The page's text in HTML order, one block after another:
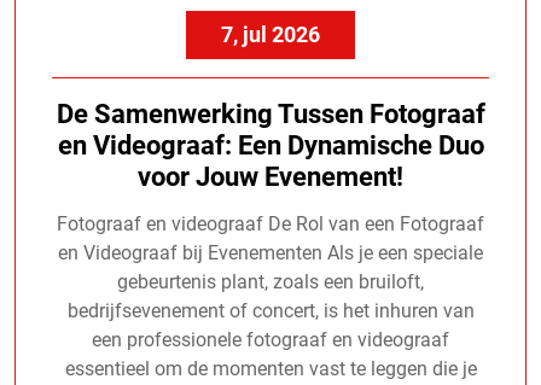
7, jul 2026
De Samenwerking Tussen Fotograaf
en Videograaf: Een Dynamische Duo
voor Jouw Evenement!
Fotograaf en videograaf De Rol van een Fotograaf
en Videograaf bij Evenementen Als je een speciale
gebeurtenis plant, zoals een bruiloft,
bedrijfsevenement of concert, is het inhuren van
een professionele fotograaf en videograaf
essentieel om de momenten vast te leggen die je